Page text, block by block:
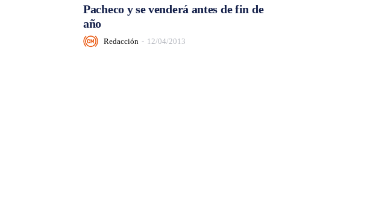
Pacheco y se venderá antes de fin de
año
Redacción - 12/04/2013